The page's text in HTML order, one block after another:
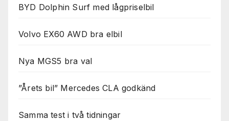
BYD Dolphin Surf med lågpriselbil
Volvo EX60 AWD bra elbil
Nya MGS5 bra val
”Årets bil” Mercedes CLA godkänd
Samma test i två tidningar